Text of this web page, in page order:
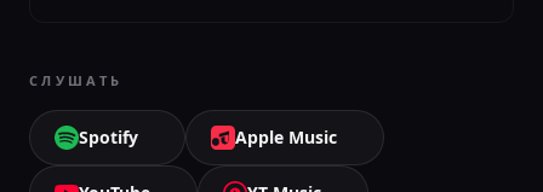
СЛУШАТЬ
Spotify Apple Music